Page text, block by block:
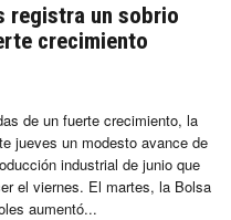
registra un sobrio
crecimiento
de un fuerte crecimiento, la
jueves un modesto avance de
industrial de junio que
el viernes. El martes, la Bolsa
aumentó...